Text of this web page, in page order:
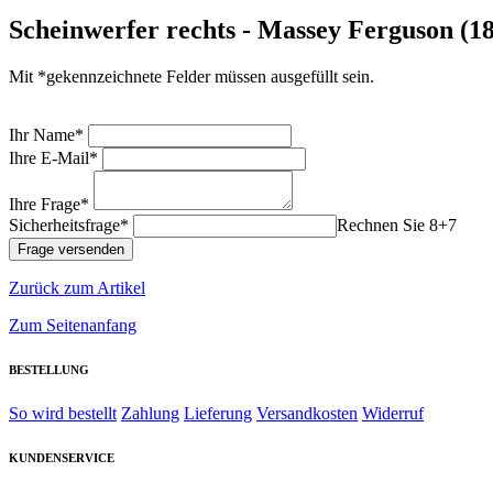
Scheinwerfer rechts - Massey Ferguson
Mit *gekennzeichnete Felder müssen ausgefüllt sein.
Ihr Name*
Ihre E-Mail*
Ihre Frage*
Sicherheitsfrage*
Rechnen Sie 8+7
Zurück zum Artikel
Zum Seitenanfang
BESTELLUNG
So wird bestellt Zahlung Lieferung Versandkosten Widerruf
KUNDENSERVICE